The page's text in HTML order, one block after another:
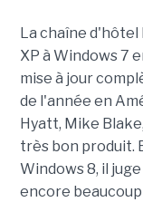
La chaîne d'hôtel
XP à Windows 7
mise à jour
de l'année en
Hyatt, Mike
très bon produit.
Windows 8, il
encore beaucoup